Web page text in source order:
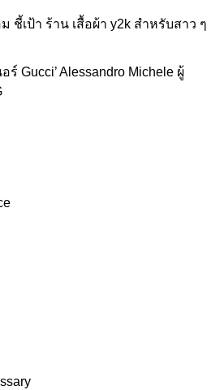
ชี้เป้า ร้าน เสื้อผ้า y2k สำหรับสาว ๆ
ร์ Gucci’ Alessandro Michele ผู้